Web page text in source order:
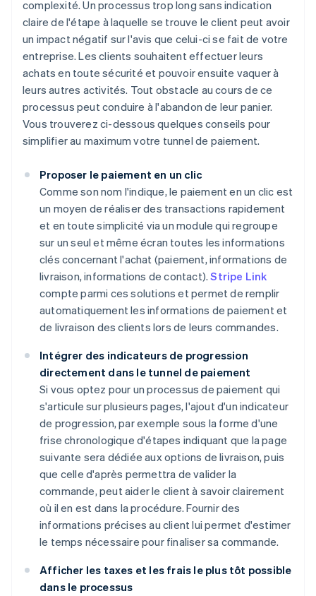
complexité. Un processus trop long sans indication
claire de l'étape à laquelle se trouve le client peut avoir
un impact négatif sur l'avis que celui-ci se fait de votre
entreprise. Les clients souhaitent effectuer leurs
achats en toute sécurité et pouvoir ensuite vaquer à
leurs autres activités. Tout obstacle au cours de ce
processus peut conduire à l'abandon de leur panier.
Vous trouverez ci-dessous quelques conseils pour
simplifier au maximum votre tunnel de paiement.
Proposer le paiement en un clic
Comme son nom l'indique, le paiement en un clic est
un moyen de réaliser des transactions rapidement
et en toute simplicité via un module qui regroupe
sur un seul et même écran toutes les informations
clés concernant l'achat (paiement, informations de
livraison, informations de contact).Stripe Link
compte parmi ces solutions et permet de remplir
automatiquement les informations de paiement et
de livraison des clients lors de leurs commandes.
Intégrer des indicateurs de progression
directement dans le tunnel de paiement
Si vous optez pour un processus de paiement qui
s'articule sur plusieurs pages, l'ajout d'un indicateur
de progression, par exemple sous la forme d'une
frise chronologique d'étapes indiquant que la page
suivante sera dédiée aux options de livraison, puis
que celle d'après permettra de valider la
commande, peut aider le client à savoir clairement
où il en est dans la procédure. Fournir des
informations précises au client lui permet d'estimer
le temps nécessaire pour finaliser sa commande.
Afficher les taxes et les frais le plus tôt possible
dans le processus